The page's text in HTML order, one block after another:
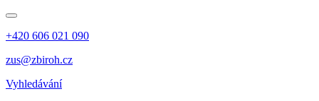
+420 606 021 090
zus@zbiroh.cz
Vyhledávání